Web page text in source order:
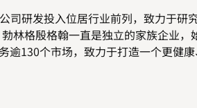
司研发投入位居行业前列，致力于研
林格殷格翰一直是独立的家族企业，
逾130个市场，致力于打造一个更健